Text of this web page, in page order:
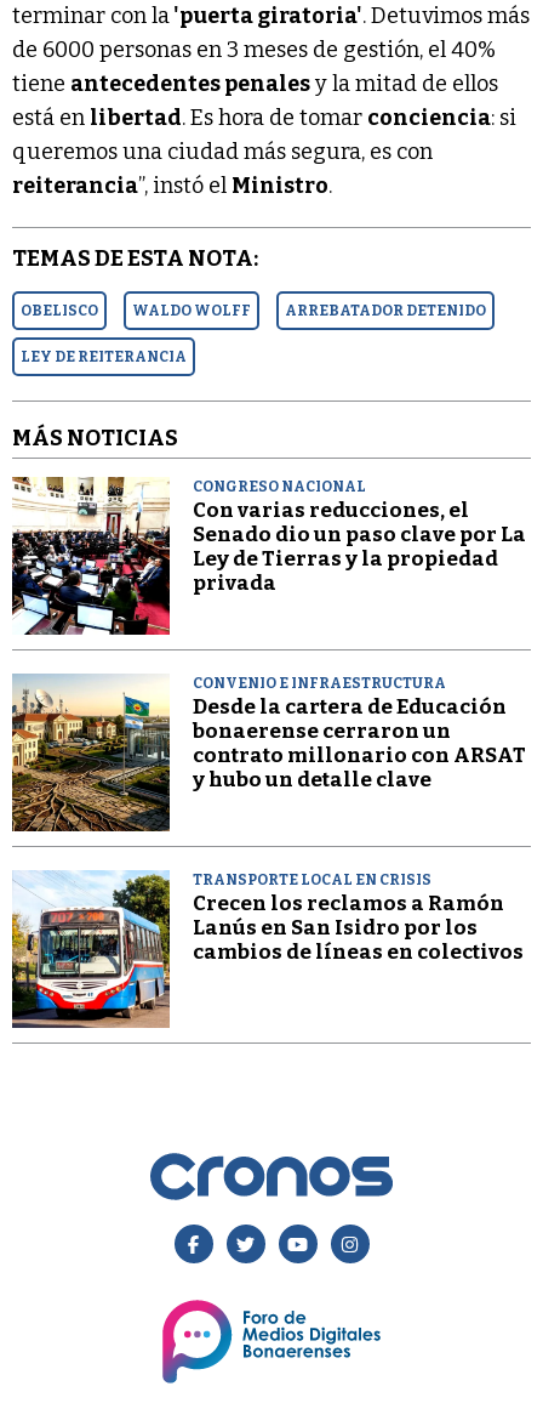
terminar con la'puerta giratoria'. Detuvimos más
de 6000 personas en 3 meses de gestión, el 40%
tiene antecedentes penalesy la mitad de ellos
está en libertad. Es hora de tomar conciencia: si
queremos una ciudad más segura, es con
reiterancia”, instó el Ministro.
TEMAS DE ESTA NOTA:
OBELISCO WALDO WOLFF ARREBATADOR DETENIDO
LEY DE REITERANCIA
MÁS NOTICIAS
CONGRESO NACIONAL
Con varias reducciones, el
Senado dio un paso clave por La
Ley de Tierras y la propiedad
privada
CONVENIO E INFRAESTRUCTURA
Desde la cartera de Educación
bonaerense cerraron un
contrato millonario con ARSAT
y hubo un detalle clave
TRANSPORTE LOCAL EN CRISIS
Crecen los reclamos a Ramón
Lanús en San Isidro por los
cambios de líneas en colectivos